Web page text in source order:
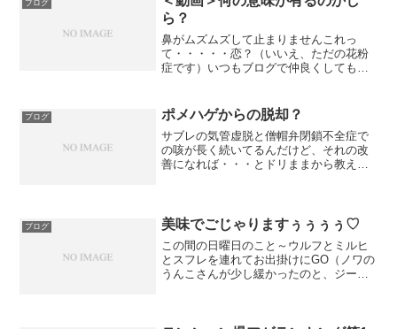
ブログ
ら？
鼻がムズムズして止まりませんこれっ
て・・・・・恋？（いいえ、ただの花粉
症です）いつもブログで仲良くしてもら
去ログを見てて「ああああああああああ
あああ！！プリンちゃん...
ブログ ポメハゲからの脱却？
サブレの気管虚脱と僧帽弁閉鎖不全症で
の咳が長く続いてるんだけど、それの改
善になれば・・・とドリままから教えて
てたんだけど、その頃のサ...
ブログ 美味でごじゃりますぅぅぅぅ♡
この間の日曜日のこと～ウルフとミルヒ
とスフレを連れてお出掛けにGO（ノワの
うんこさんが少し緩かったのと、ジーナ